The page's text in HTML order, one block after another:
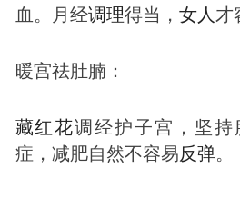
血。月经调理得当， 女人 才
暖宫祛肚腩：
藏红花调经护子宫，坚持
症，减肥自然不容易反弹。